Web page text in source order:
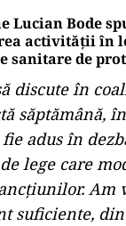
Lucian Bode
activității în
sanitare de
discute în
săptămână,
adus în
lege care
Am
suficiente,